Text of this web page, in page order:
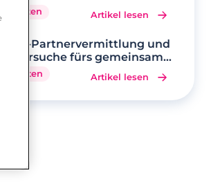
5 Minuten Artikel lesen
Partnervermittlung und
fürs gemeinsame
6 Minuten Artikel lesen